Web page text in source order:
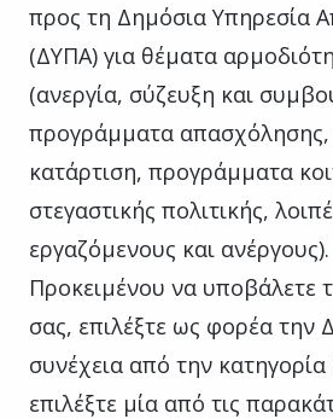
προς τη Δημόσια Υπηρεσία
(ΔΥΠΑ) για θέματα
(ανεργία, σύζευξη και
προγράμματα απασχόλησης,
κατάρτιση, προγράμματα
στεγαστικής πολιτικής,
εργαζόμενους και ανέργους).
Προκειμένου να υποβάλετε
σας, επιλέξτε ως φορέα την
συνέχεια από την κατηγορία
επιλέξτε μία από τις